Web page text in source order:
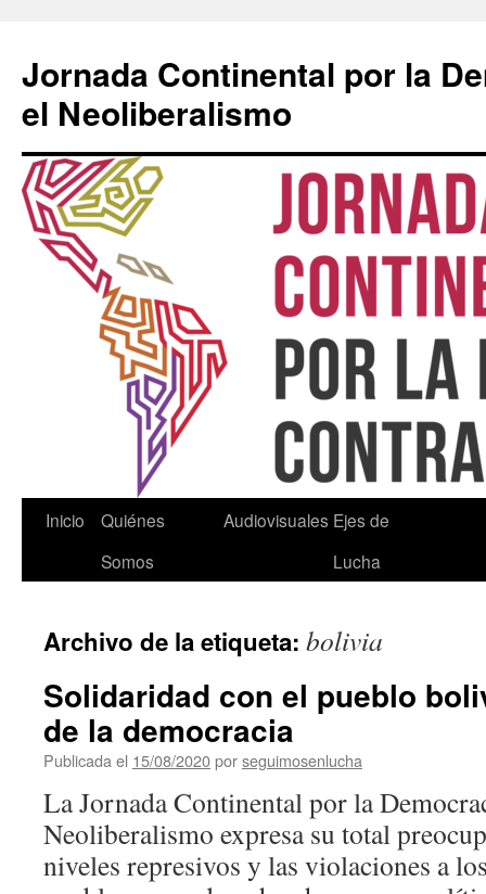
contenido
Jornada Continental por la
el Neoliberalismo
Inicio
Quiénes
Somos
Audiovisuales Ejes de
Lucha
Archivo de la etiqueta: bolivia
Solidaridad con el pueblo
de la democracia
Publicada el 15/08/2020porseguimosenlucha
La Jornada Continental por la
Neoliberalismo expresa su total
niveles represivos y las violaciones a